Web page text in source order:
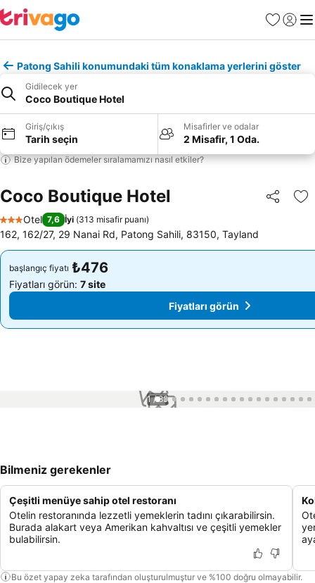
Favoriler
Giriş
Patong Sahili konumundaki tüm konaklama yerlerini göster
Gidilecek yer
Coco Boutique Hotel
Giriş/çıkış
Tarih seçin
Misafirler ve odalar
2 Misafir, 1 Oda.
Bize yapılan ödemeler sıralamamızı nasıl etkiler?
Coco Boutique Hotel Paylaş
3 Yıldız
Otel 7,6 İyi (313 misafir puanı)
162, 162/27, 29 Nanai Rd, Patong Sahili, 83150, Tayland
başlangıç fiyatı ₺476
Fiyatları görün: 7 site
Fiyatları görün
başlangıç fiyatı ₺476
Fiyatları görün: 7 site
Fiyatları görün
1 / 89
Bilmeniz gerekenler
Çeşitli menüye sahip otel restoranı
Otelin restoranında lezzetli yemeklerin tadını çıkarabilirsin.
Burada alakart veya Amerikan kahvaltısı ve çeşitli yemekler
bulabilirsin.
Bu özet yapay zeka tarafından oluşturulmuştur ve %100 doğru olmayabilir.